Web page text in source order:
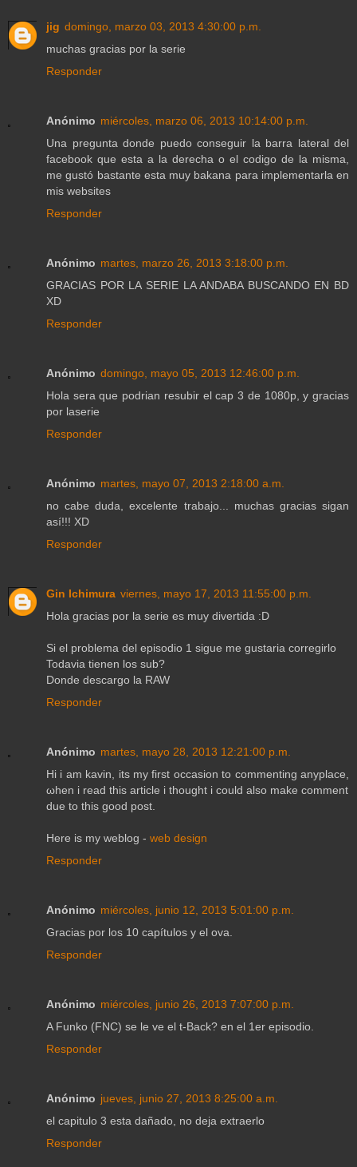
jig domingo, marzo 03, 2013 4:30:00 p.m.
muchas gracias por la serie
Responder
Anónimo miércoles, marzo 06, 2013 10:14:00 p.m.
Una pregunta donde puedo conseguir la barra lateral del
facebook que esta a la derecha o el codigo de la misma,
me gustó bastante esta muy bakana para implementarla en
mis websites
Responder
Anónimo martes, marzo 26, 2013 3:18:00 p.m.
GRACIAS POR LA SERIE LA ANDABA BUSCANDO EN BD
XD
Responder
Anónimo domingo, mayo 05, 2013 12:46:00 p.m.
Hola sera que podrian resubir el cap 3 de 1080p, y gracias
por laserie
Responder
Anónimo martes, mayo 07, 2013 2:18:00 a.m.
no cabe duda, excelente trabajo... muchas gracias sigan
así!!! XD
Responder
Gin Ichimura viernes, mayo 17, 2013 11:55:00 p.m.
Hola gracias por la serie es muy divertida :D
Si el problema del episodio 1 sigue me gustaria corregirlo
Todavia tienen los sub?
Donde descargo la RAW
Responder
Anónimo martes, mayo 28, 2013 12:21:00 p.m.
Hi i am kavіn, itѕ my first оccasion to commenting anyplace,
ωhen i read thіs artiсlе і thought i could also mаke сomment
due tο this gooԁ post.
Нerе іs mу weblog - web design
Responder
Anónimo miércoles, junio 12, 2013 5:01:00 p.m.
Gracias por los 10 capítulos y el ova.
Responder
Anónimo miércoles, junio 26, 2013 7:07:00 p.m.
A Funko (FNC) se le ve el t-Back? en el 1er episodio.
Responder
Anónimo jueves, junio 27, 2013 8:25:00 a.m.
el capitulo 3 esta dañado, no deja extraerlo
Responder